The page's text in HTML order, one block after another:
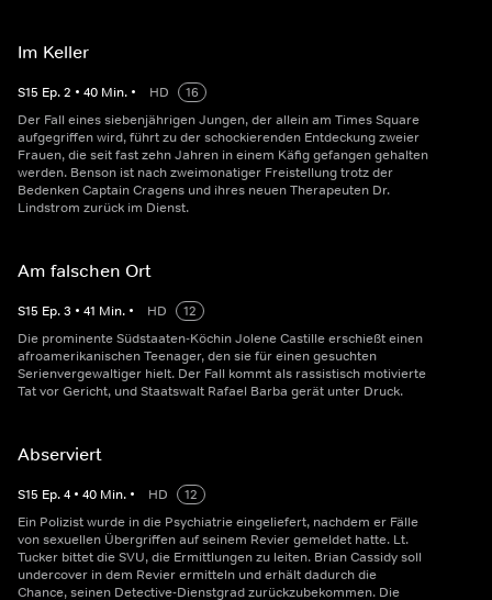
Im Keller
S15 Ep.2 • 40 Min. • HD
16
Der Fall eines siebenjährigen Jungen, der allein am Times Square
aufgegriffen wird, führt zu der schockierenden Entdeckung zweier
Frauen, die seit fast zehn Jahren in einem Käfig gefangen gehalten
werden. Benson ist nach zweimonatiger Freistellung trotz der
Bedenken Captain Cragens und ihres neuen Therapeuten Dr.
Lindstrom zurück im Dienst.
Am falschen Ort
S15 Ep.3 • 41 Min. • HD
12
Die prominente Südstaaten-Köchin Jolene Castille erschießt einen
afroamerikanischen Teenager, den sie für einen gesuchten
Serienvergewaltiger hielt. Der Fall kommt als rassistisch motivierte
Tat vor Gericht, und Staatswalt Rafael Barba gerät unter Druck.
Abserviert
S15 Ep.4 • 40 Min. • HD
12
Ein Polizist wurde in die Psychiatrie eingeliefert, nachdem er Fälle
von sexuellen Übergriffen auf seinem Revier gemeldet hatte. Lt.
Tucker bittet die SVU, die Ermittlungen zu leiten. Brian Cassidy soll
undercover in dem Revier ermitteln und erhält dadurch die
Chance, seinen Detective-Dienstgrad zurückzubekommen. Die